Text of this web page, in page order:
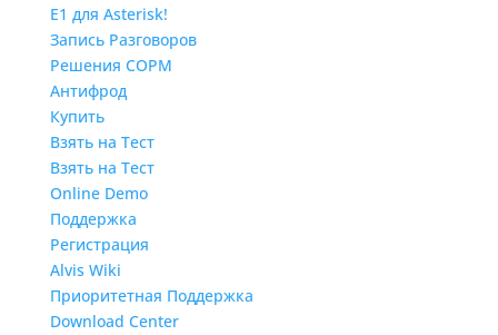
E1 для Asterisk!
Запись Разговоров
Решения СОРМ
Антифрод
Купить
Взять на Тест
Взять на Тест
Online Demo
Поддержка
Регистрация
Alvis Wiki
Приоритетная Поддержка
Download Center